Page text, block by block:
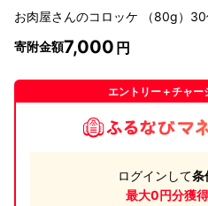
お肉屋さんのコロッケ （80g）
寄附金額7,000
エントリー＋チャー
ログインして条
最大0円分獲得